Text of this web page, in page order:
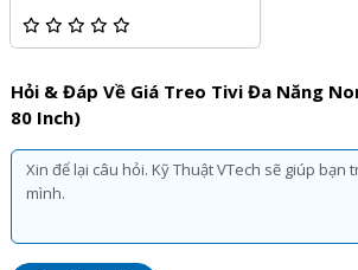
Hỏi & Đáp Về Giá Treo Tivi Đa Năng
80 Inch)